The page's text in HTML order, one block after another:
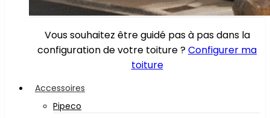
Vous souhaitez être guidé pas à pas dans la
configuration de votre toiture ?Configurer ma
toiture
Accessoires
Pipeco